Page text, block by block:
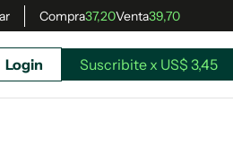
Compra37,20Venta39,70
Login Suscribite x US$ 3,45